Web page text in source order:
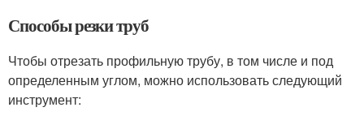
Способы резки труб
Чтобы отрезать профильную трубу, в том числе и под
определенным углом, можно использовать следующий
инструмент: